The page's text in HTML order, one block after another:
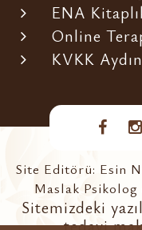
ENA
Online
KVKK
Site Editörü: Esin
Maslak
Sitemizdeki
tedavi